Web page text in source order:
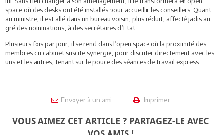
space où des desks ont été installés pour accueillir les conseillers. Quant
au ministre, il est allé dans un bureau voisin, plus réduit, affecté jadis au
gré des nominations, à des secrétaires d’Etat.
Plusieurs fois par jour, il se rend dans l’open space où la proximité des
membres du cabinet suscite synergie, pour discuter directement avec les
uns et les autres, tenant sur le pouce des séances de travail express.
Envoyer à un ami Imprimer
VOUS AIMEZ CET ARTICLE ? PARTAGEZ-LE AVEC